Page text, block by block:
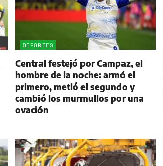
DEPORTES
Central festejó por Campaz, el
hombre de la noche: armó el
primero, metió el segundo y
cambió los murmullos por una
ovación